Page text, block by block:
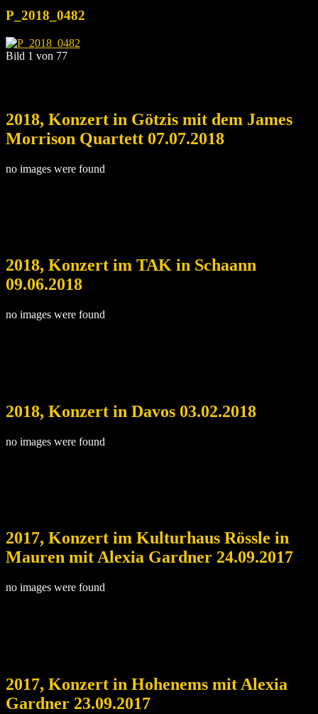
P_2018_0482
Bild 1 von 77
2018, Konzert in Götzis mit dem James
Morrison Quartett 07.07.2018
no images were found
2018, Konzert im TAK in Schaann
09.06.2018
no images were found
2018, Konzert in Davos 03.02.2018
no images were found
2017, Konzert im Kulturhaus Rössle in
Mauren mit Alexia Gardner 24.09.2017
no images were found
2017, Konzert in Hohenems mit Alexia
Gardner 23.09.2017